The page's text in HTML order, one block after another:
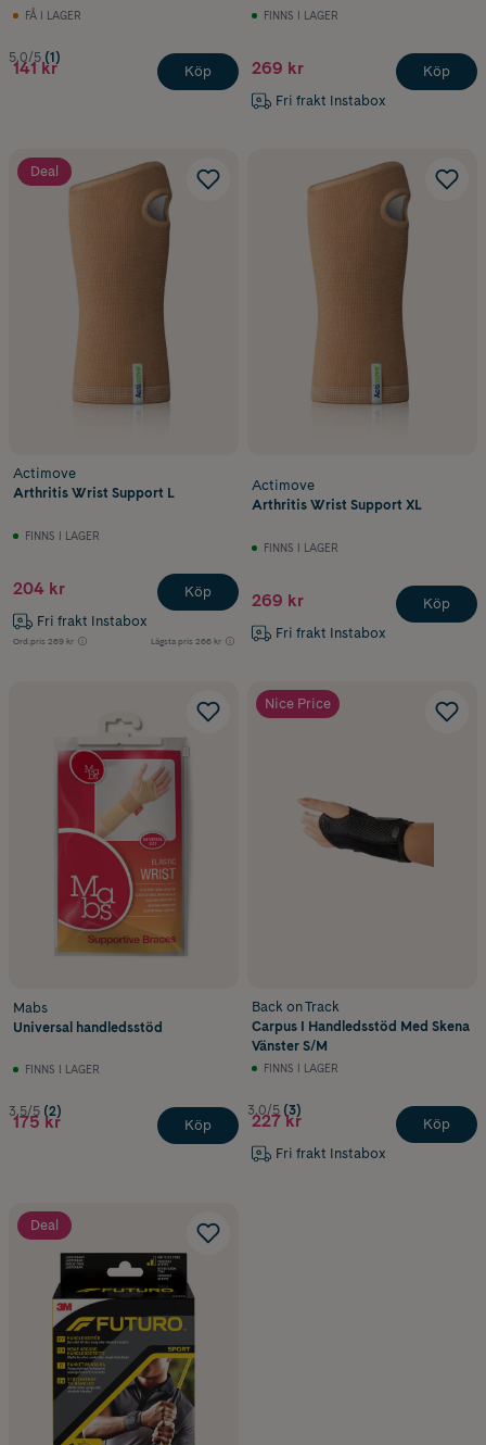
FÅ I LAGER
5.0/5 (1)
141 kr Köp
FINNS I LAGER
269 kr
Fri frakt Instabox
Köp
Deal
Actimove
Arthritis Wrist Support L
FINNS I LAGER
204 kr
Fri frakt Instabox
Ord.pris 269 kr Lägsta pris 266 kr
Köp
Actimove
Arthritis Wrist Support XL
FINNS I LAGER
269 kr
Fri frakt Instabox
Köp
Mabs
Universal handledsstöd
FINNS I LAGER
3.5/5 (2)
175 kr Köp
Nice Price
Back on Track
Carpus I Handledsstöd Med Skena
Vänster S/M
FINNS I LAGER
3.0/5 (3)
227 kr
Fri frakt Instabox
Köp
Deal